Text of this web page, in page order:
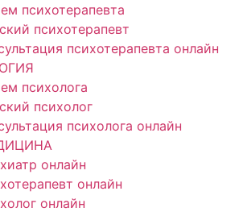
психотерапевта
психотерапевт
психотерапевта онлайн
психолога
психолог
психолога онлайн
онлайн
онлайн
онлайн